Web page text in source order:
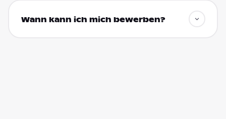
Wann kann ich mich bewerben?